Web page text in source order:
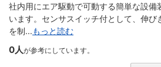
社内用にエア駆動で可動する簡単な設備
います。センサスイッチ付として、伸び
を制...もっと読む
0人が参考にしています。